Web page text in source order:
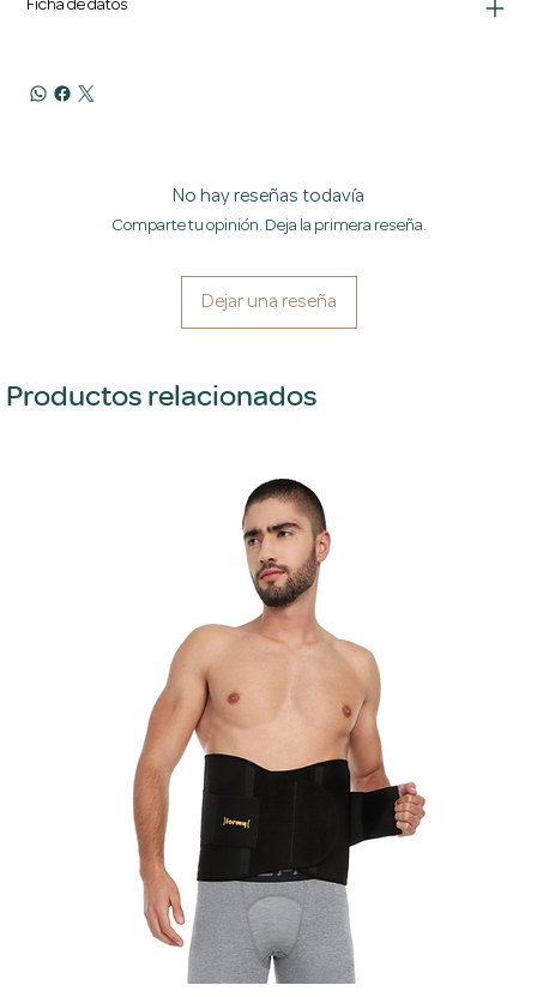
Ficha de datos
No hay reseñas todavía
Comparte tu opinión. Deja la primera reseña.
Dejar una reseña
Productos relacionados